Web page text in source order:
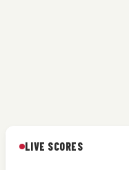
LIVE SCORES